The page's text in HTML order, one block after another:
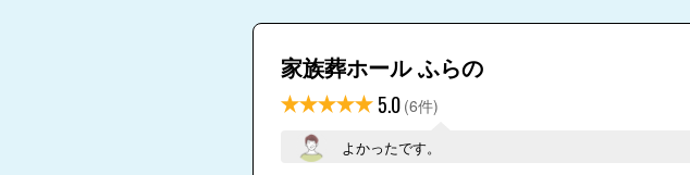
家族葬ホール ふらの
5.0 (6件)
よかったです。